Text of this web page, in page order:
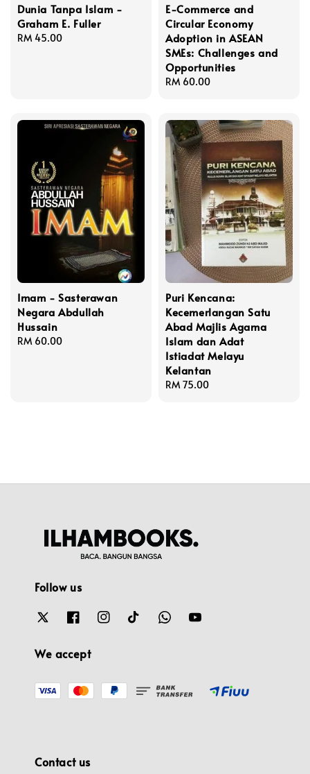
Dunia Tanpa Islam -
Graham E. Fuller
Regular
RM 45.00
E-Commerce and
Circular Economy
Adoption in ASEAN
SMEs: Challenges and
Opportunities
Regular
RM 60.00
Imam - Sasterawan
Negara Abdullah
Hussain
Regular
RM 60.00
Puri Kencana:
Kecemerlangan Satu
Abad Majlis Agama
Islam dan Adat
Istiadat Melayu
Kelantan
Regular
RM 75.00
Follow us
We accept
Contact us